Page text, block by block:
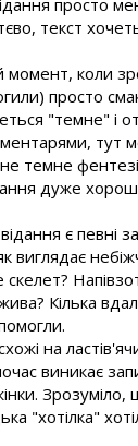
текст
коли
просто
"темне" і
тут
темне
дуже
є певні
виглядає
Кілька
на
виникає
"хотілка"